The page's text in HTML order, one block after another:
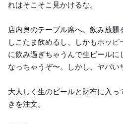
れはそこそこ見かけるな。
店内奥のテーブル席へ。飲み放
しこたま飲めるし、しかもホッ
に飲み過ぎちゃうんで生ビールに
なっちゃうぞ〜。しかし、ヤバい
大人しく生のビールと財布に入っ
きを注文。